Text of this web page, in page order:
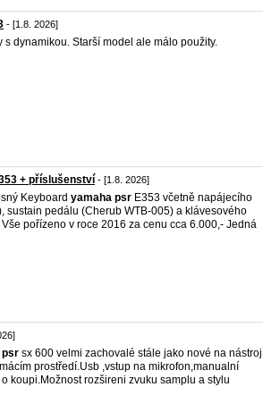
- [1.8. 2026]
s dynamikou. Starší model ale málo použity.
+ příslušenství - [1.8. 2026]
Keyboard yamaha psr E353 včetně napájecího
sustain pedálu (Cherub WTB-005) a klávesového
pořízeno v roce 2016 za cenu cca 6.000,- Jedná
psr sx 600 velmi zachovalé stále jako nové na nástroj
prostředí.Usb ,vstup na mikrofon,manualní
koupi.Možnost rozšireni zvuku samplu a stylu